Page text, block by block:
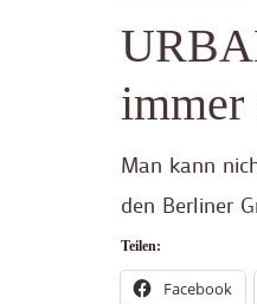
immer
Man kann
den Berliner
Teilen:
Facebook